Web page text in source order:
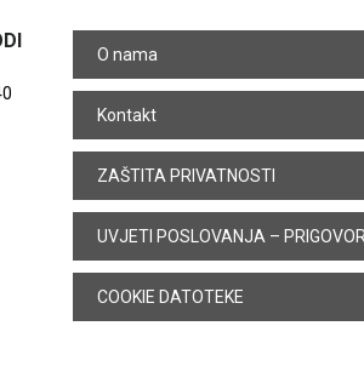
O nama
Kontakt
ZAŠTITA PRIVATNOSTI
UVJETI POSLOVANJA – PRIGOVORI
COOKIE DATOTEKE